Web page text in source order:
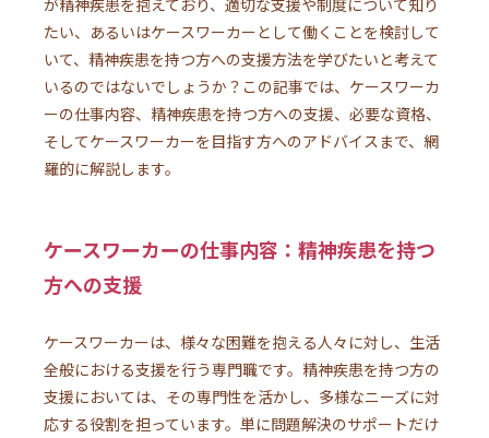
たい、あるいはケースワーカーとして働くことを検討して
いて、精神疾患を持つ方への支援方法を学びたいと考えて
いるのではないでしょうか？この記事では、ケースワーカ
ーの仕事内容、精神疾患を持つ方への支援、必要な資格、
そしてケースワーカーを目指す方へのアドバイスまで、網
羅的に解説します。
ケースワーカーの仕事内容：精神疾患を持つ
方への支援
ケースワーカーは、様々な困難を抱える人々に対し、生活
全般における支援を行う専門職です。精神疾患を持つ方の
支援においては、その専門性を活かし、多様なニーズに対
応する役割を担っています。単に問題解決のサポートだけ